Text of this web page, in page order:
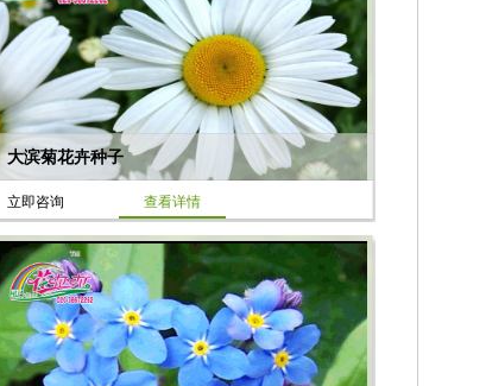
大滨菊花卉种子
立即咨询 查看详情